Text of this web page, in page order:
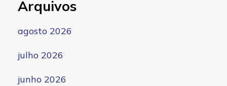
Arquivos
agosto 2026
julho 2026
junho 2026